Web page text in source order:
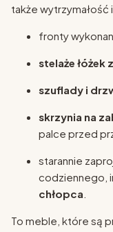
także
fronty
stelaże łóżek
szuflady i
skrzynia na
palce przed
starannie
codziennego,
chłopca
To meble, które są